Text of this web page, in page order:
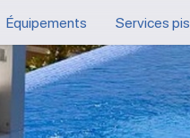
Équipements Services